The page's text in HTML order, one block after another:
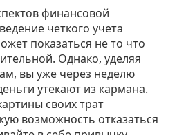
финансовой
четкого учетa
показаться не то что
Однако, уделяя
вы уже через неделю
утекают из кармана.
своих трат
возможность отказаться